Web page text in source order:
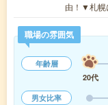
由！▼札幌
職場の雰囲気
年齢層
20代
男女比率